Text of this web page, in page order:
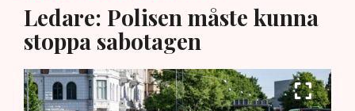
Ledare: Polisen måste kunna
stoppa sabotagen